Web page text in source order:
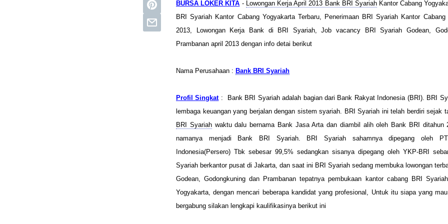
BURSA LOKER KITA - Lowongan Kerja April 2013 Bank BRI SyariahKantor Cabang
BRI Syariah Kantor Cabang Yogyakarta Terbaru, Penerimaan BRI Syariah Kantor Cabang
2013, Lowongan Kerja Bank di BRI Syariah, Job vacancy BRI Syariah Godean,
Prambanan april 2013 dengan info detai berikut
Nama Perusahaan : Bank BRI Syariah
Profil Singkat: Bank BRI Syariah adalah bagian dari Bank Rakyat Indonesia (BRI). BRI
lembaga keuangan yang berjalan dengan sistem syariah. BRI Syariah ini telah berdiri sejak
BRI Syariahwaktu dalu bernama Bank Jasa Arta dan diambil alih oleh Bank BRI ditahun
namanya menjadi Bank BRI Syariah. BRI Syariah sahamnya dipegang oleh
Indonesia(Persero) Tbk sebesar 99,5% sedangkan sisanya dipegang oleh YKP-BRI
Syariah berkantor pusat di Jakarta, dan saat ini BRI Syariah sedang membuka lowongan
Godean, Godongkuning dan Prambanan tepatnya pembukaan kantor cabang BRI
Yogyakarta, dengan mencari beberapa kandidat yang profesional, Untuk itu siapa yang
bergabung silakan lengkapi kaulifikasinya berikut ini